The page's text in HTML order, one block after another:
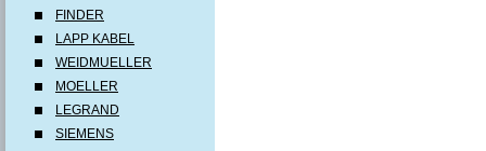
FINDER
LAPP KABEL
WEIDMUELLER
MOELLER
LEGRAND
SIEMENS